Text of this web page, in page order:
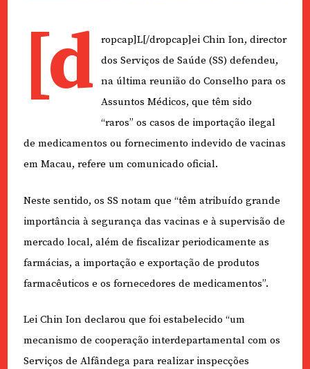
[d
ropcap]L[/dropcap]ei Chin Ion, director
dos Serviços de Saúde (SS) defendeu,
na última reunião do Conselho para os
Assuntos Médicos, que têm sido
“raros” os casos de importação ilegal
de medicamentos ou fornecimento indevido de vacinas
em Macau, refere um comunicado oficial.
Neste sentido, os SS notam que “têm atribuído grande
importância à segurança das vacinas e à supervisão de
mercado local, além de fiscalizar periodicamente as
farmácias, a importação e exportação de produtos
farmacêuticos e os fornecedores de medicamentos”.
Lei Chin Ion declarou que foi estabelecido “um
mecanismo de cooperação interdepartamental com os
Serviços de Alfândega para realizar inspecções